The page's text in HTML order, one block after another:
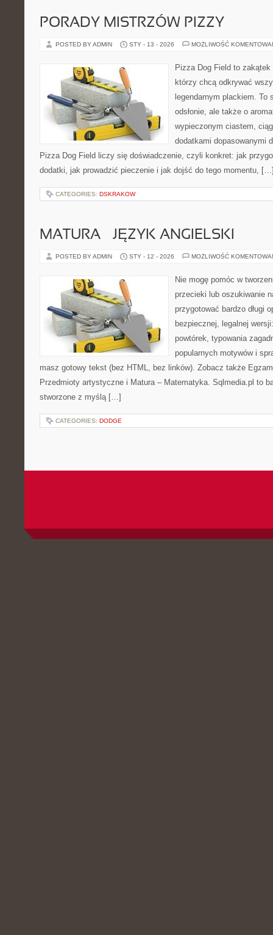
PORADY MISTRZÓW PIZZY
POSTED BY ADMIN STY - 13 - 2026 MOŻLIWOŚĆ
Pizza Dog Field to
którzy chcą odkrywać
legendarnym plackiem. To
odsłonie, ale także o
wypieczonym ciastem,
dodatkami dopasowanymi
Pizza Dog Field liczy się doświadczenie, czyli konkret: jak
dodatki, jak prowadzić pieczenie i jak dojść do tego momentu,
CATEGORIES: DSKRAKOW
MATURA – JĘZYK ANGIELSKI
POSTED BY ADMIN STY - 12 - 2026 MOŻLIWOŚĆ
Nie mogę pomóc w
przecieki lub oszukiwanie
przygotować bardzo długi
bezpiecznej, legalnej
powtórek, typowania
popularnych motywów i
masz gotowy tekst (bez HTML, bez linków). Zobacz także
Przedmioty artystyczne i Matura – Matematyka. Sqlmedia.pl to
stworzone z myślą […]
CATEGORIES: DODGE